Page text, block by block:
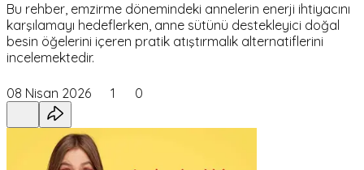
Bu rehber, emzirme dönemindeki annelerin enerji ihtiyacını
karşılamayı hedeflerken, anne sütünü destekleyici doğal
besin öğelerini içeren pratik atıştırmalık alternatiflerini
incelemektedir.
08 Nisan 2026 1 0